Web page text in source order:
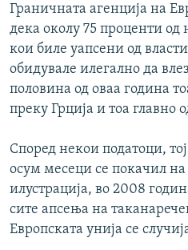
Граничната агенција на
дека околу 75 проценти од
кои биле уапсени од
обидувале илегално да
половина од оваа година
преку Грција и тоа главно
Според некои податоци,
осум месеци се покачил на
илустрација, во 2008
сите апсења на
Европската унија се